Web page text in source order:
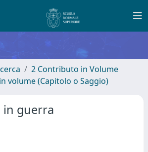
2 Contributo in Volume
volume (Capitolo o Saggio)
in guerra